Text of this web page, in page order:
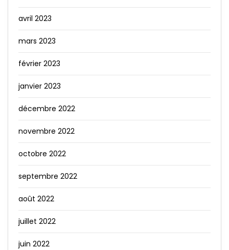
avril 2023
mars 2023
février 2023
janvier 2023
décembre 2022
novembre 2022
octobre 2022
septembre 2022
août 2022
juillet 2022
juin 2022